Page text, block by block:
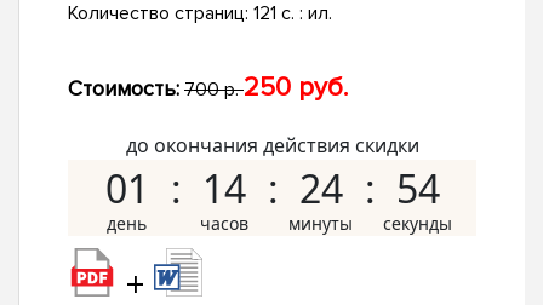
Количество страниц: 121 с. : ил.
Стоимость: 700 р.250 руб.
до окончания действия скидки
01 14 24 53
+